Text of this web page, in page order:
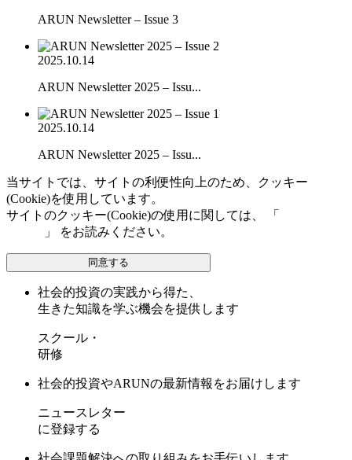
ARUN Newsletter – Issue 3
2025.10.14
ARUN Newsletter 2025 – Issu...
2025.10.14
ARUN Newsletter 2025 – Issu...
当サイトでは、サイトの利便性向上のため、クッキー
(Cookie)を使用しています。
サイトのクッキー(Cookie)の使用に関しては、 「
」 をお読みください。
同意する
社会的投資の実践から得た、
生きた知識を学ぶ機会を提供します
スクール・
研修
社会的投資やARUNの最新情報をお届けします
ニュースレター
に登録する